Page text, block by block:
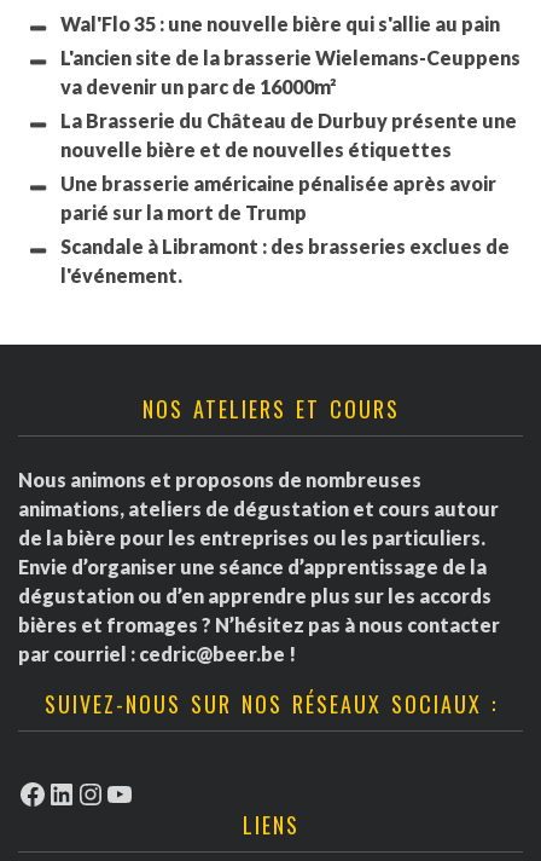
Wal'Flo 35 : une nouvelle bière qui s'allie au pain
L'ancien site de la brasserie Wielemans-Ceuppens
va devenir un parc de 16000m²
La Brasserie du Château de Durbuy présente une
nouvelle bière et de nouvelles étiquettes
Une brasserie américaine pénalisée après avoir
parié sur la mort de Trump
Scandale à Libramont : des brasseries exclues de
l'événement.
NOS ATELIERS ET COURS
Nous animons et proposons de nombreuses
animations, ateliers de dégustation et cours autour
de la bière pour les entreprises ou les particuliers.
Envie d’organiser une séance d’apprentissage de la
dégustation ou d’en apprendre plus sur les accords
bières et fromages ? N’hésitez pas à nous contacter
par courriel : cedric@beer.be !
SUIVEZ-NOUS SUR NOS RÉSEAUX SOCIAUX :
Facebook
LinkedIn
Instagram
YouTube
LIENS